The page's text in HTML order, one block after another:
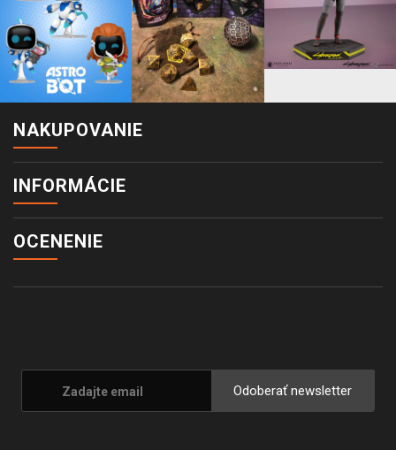
NAKUPOVANIE
INFORMÁCIE
OCENENIE
Odoberať newsletter